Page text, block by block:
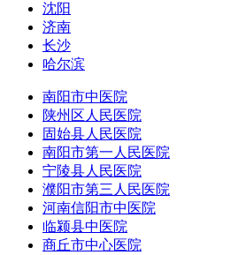
沈阳
济南
长沙
哈尔滨
南阳市中医院
陕州区人民医院
固始县人民医院
南阳市第一人民医院
宁陵县人民医院
濮阳市第三人民医院
河南信阳市中医院
临颍县中医院
商丘市中心医院